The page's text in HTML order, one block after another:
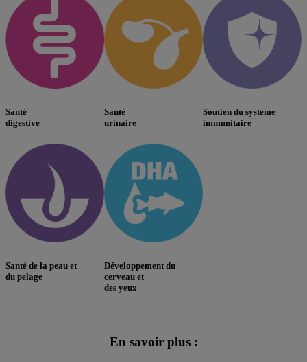
Santé
digestive
Santé
urinaire
Soutien du système
immunitaire
Santé de la peau et
du pelage
Développement du
cerveau et
des yeux
En savoir plus :